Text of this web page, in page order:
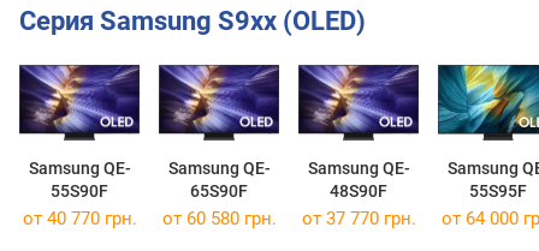
Серия Samsung S9хх (OLED)
Samsung QE-
55S90F
Samsung QE-
65S90F
Samsung QE-
48S90F
Samsung
55S95F
от 40 770 грн. от 60 580 грн. от 37 770 грн. от 64 000